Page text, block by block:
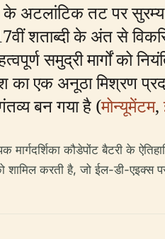
के अटलांटिक तट पर सुरम्य
शताब्दी के अंत से
समुद्री मार्गों को
का एक अनूठा मिश्रण
बन गया है (मोन्यूमेंटम,
मार्गदर्शिका कौडेपोंट बैटरी के
शामिल करती है, जो ईल-डी-एइक्स